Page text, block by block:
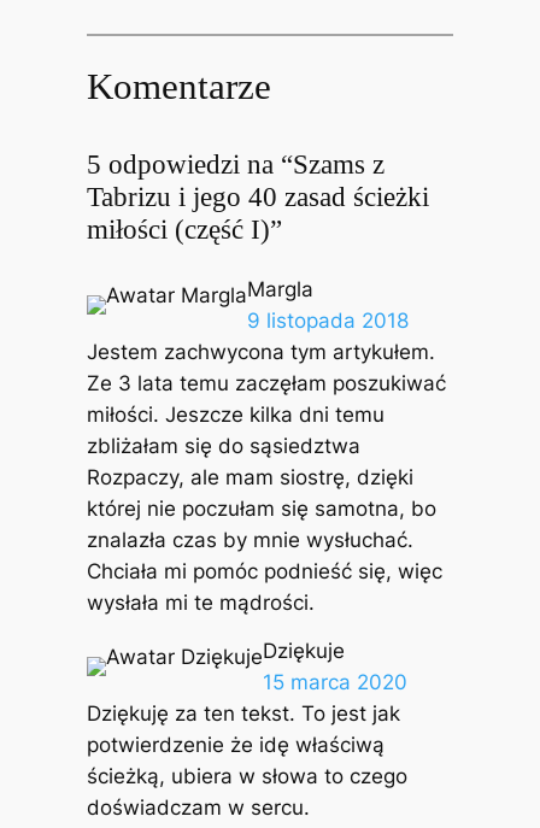
Komentarze
5 odpowiedzi na “Szams z
Tabrizu i jego 40 zasad ścieżki
miłości (część I)”
Margla
9 listopada 2018
Jestem zachwycona tym artykułem.
Ze 3 lata temu zaczęłam poszukiwać
miłości. Jeszcze kilka dni temu
zbliżałam się do sąsiedztwa
Rozpaczy, ale mam siostrę, dzięki
której nie poczułam się samotna, bo
znalazła czas by mnie wysłuchać.
Chciała mi pomóc podnieść się, więc
wysłała mi te mądrości.
Dziękuje
15 marca 2020
Dziękuję za ten tekst. To jest jak
potwierdzenie że idę właściwą
ścieżką, ubiera w słowa to czego
doświadczam w sercu.